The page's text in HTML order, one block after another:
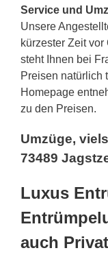
Service und
Unsere
kürzester Zeit
steht Ihnen bei
Preisen natürlich
Homepage
zu den Preisen.
Umzüge,
73489
Luxus
auch